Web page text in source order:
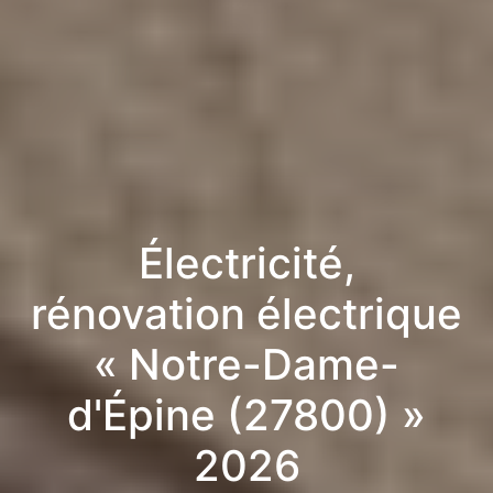
Électricité,
rénovation électrique
« Notre-Dame-
d'Épine (27800) »
2026